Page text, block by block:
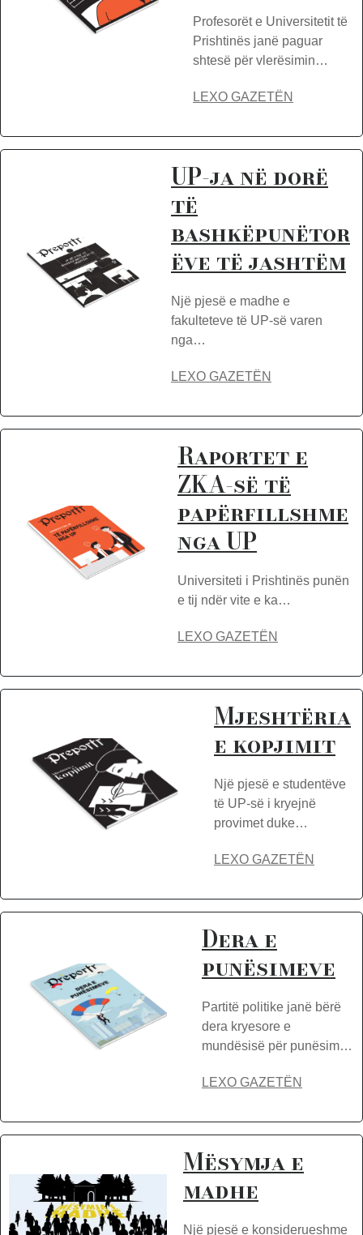
Profesorët e Universitetit të
Prishtinës janë paguar
shtesë për vlerësimin…
LEXO GAZETËN
UP-ja në dorë
të
bashkëpunëtor
ëve të jashtëm
Një pjesë e madhe e
fakulteteve të UP-së varen
nga…
LEXO GAZETËN
Raportet e
ZKA-së të
papërfillshme
nga UP
Universiteti i Prishtinës punën
e tij ndër vite e ka…
LEXO GAZETËN
Mjeshtëria
e kopjimit
Një pjesë e studentëve
të UP-së i kryejnë
provimet duke…
LEXO GAZETËN
Dera e
punësimeve
Partitë politike janë bërë
dera kryesore e
mundësisë për punësim…
LEXO GAZETËN
Mësymja e
madhe
Një pjesë e konsiderueshme